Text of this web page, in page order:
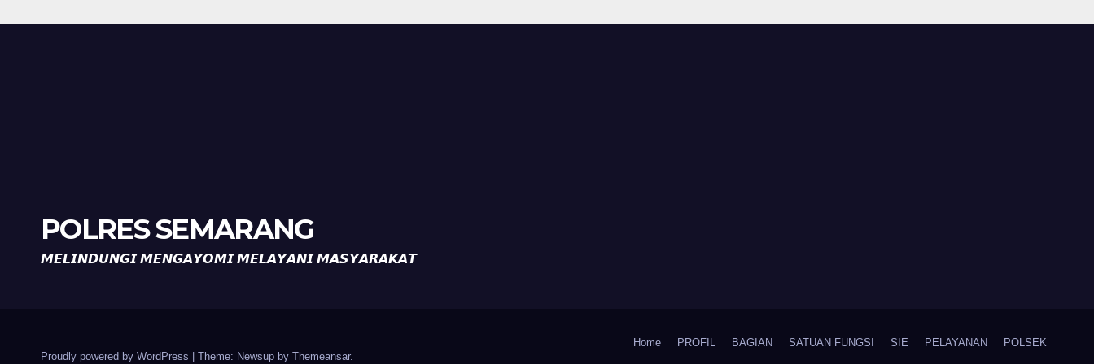
POLRES SEMARANG
𝙈𝙀𝙇𝙄𝙉𝘿𝙐𝙉𝙂𝙄 𝙈𝙀𝙉𝙂𝘼𝙔𝙊𝙈𝙄 𝙈𝙀𝙇𝘼𝙔𝘼𝙉𝙄 𝙈𝘼𝙎𝙔𝘼𝙍𝘼𝙆𝘼𝙏
Proudly powered by WordPress Theme: Newsup by Themeansar.
Home PROFIL BAGIAN SATUAN FUNGSI SIE PELAYANAN POLSEK